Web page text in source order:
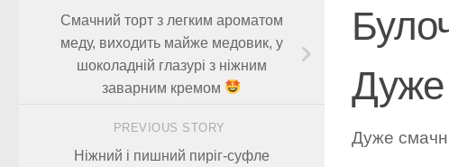
Дуже
Дуже
Смачний торт з легким ароматом
меду, виходить майже медовик, у
шоколадній глазурі з ніжним
заварним кремом
PREVIOUS STORY
Ніжний і пишний пиріг-суфле